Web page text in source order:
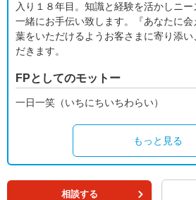
入り１８年目。知識と経験を活かしニ
一緒にお手伝い致します。『あなたに
葉をいただけるようお客さまに寄り添
だきます。
FPとしてのモットー
一日一笑（いちにちいちわらい）
もっと見る
相談する